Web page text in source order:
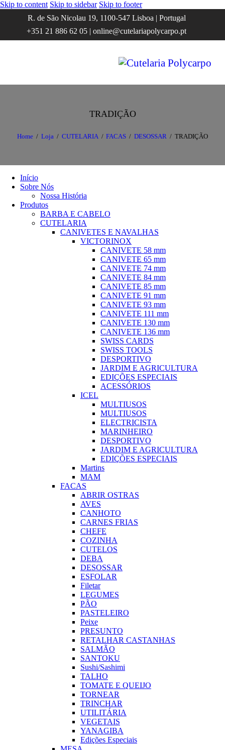
Skip to content Skip to sidebar Skip to footer
R. de São Nicolau 19, 1100-547 Lisboa | Portugal
+351 21 886 62 05 | online@cutelariapolycarpo.pt
TRADIÇÃO
Home Loja CUTELARIA FACAS DESOSSAR TRADIÇÃO
Início
Sobre Nós
Nossa História
Produtos
BARBA E CABELO
CUTELARIA
CANIVETES E NAVALHAS
VICTORINOX
CANIVETE 58 mm
CANIVETE 65 mm
CANIVETE 74 mm
CANIVETE 84 mm
CANIVETE 85 mm
CANIVETE 91 mm
CANIVETE 93 mm
CANIVETE 111 mm
CANIVETE 130 mm
CANIVETE 136 mm
SWISS CARDS
SWISS TOOLS
DESPORTIVO
JARDIM E AGRICULTURA
EDIÇÕES ESPECIAIS
ACESSÓRIOS
ICEL
MULTIUSOS
MULTIUSOS
ELECTRICISTA
MARINHEIRO
DESPORTIVO
JARDIM E AGRICULTURA
EDIÇÕES ESPECIAIS
Martins
MAM
FACAS
ABRIR OSTRAS
AVES
CANHOTO
CARNES FRIAS
CHEFE
COZINHA
CUTELOS
DEBA
DESOSSAR
ESFOLAR
Filetar
LEGUMES
PÃO
PASTELEIRO
Peixe
PRESUNTO
RETALHAR CASTANHAS
SALMÃO
SANTOKU
Sushi/Sashimi
TALHO
TOMATE E QUEIJO
TORNEAR
TRINCHAR
UTILITÁRIA
VEGETAIS
YANAGIBA
Edições Especiais